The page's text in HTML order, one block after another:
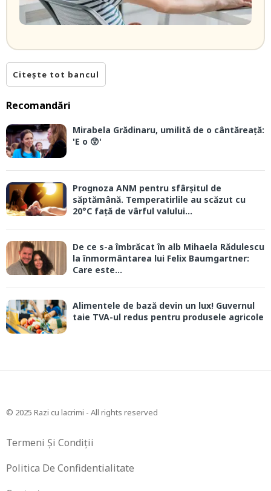
Citește tot bancul
Recomandări
Mirabela Grădinaru, umilită de o cântăreață:
'E o 😲'
Prognoza ANM pentru sfârșitul de
săptămână. Temperatirlile au scăzut cu
20°C față de vârful valului...
De ce s-a îmbrăcat în alb Mihaela Rădulescu
la înmormântarea lui Felix Baumgartner:
Care este...
Alimentele de bază devin un lux! Guvernul
taie TVA-ul redus pentru produsele agricole
© 2025 Razi cu lacrimi - All rights reserved
Termeni Și Condiții
Politica De Confidentialitate